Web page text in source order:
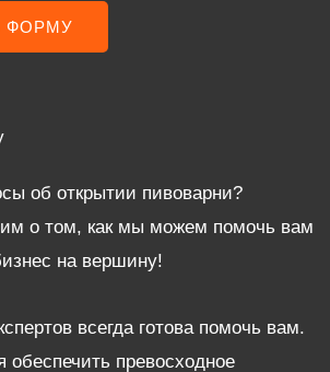
ФОРМУ
об открытии пивоварни?
о том, как мы можем помочь вам
на вершину!
всегда готова помочь вам.
обеспечить превосходное